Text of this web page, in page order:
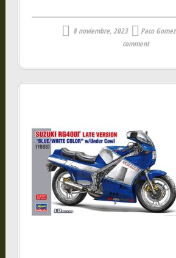
8 noviembre, 2023 Paco Gomez
comment